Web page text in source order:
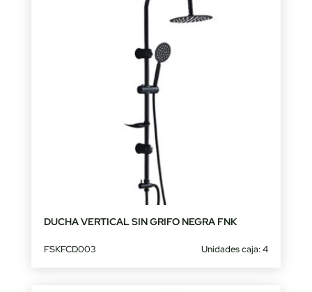
DUCHA VERTICAL SIN GRIFO NEGRA FNK
FSKFCD003 Unidades caja: 4